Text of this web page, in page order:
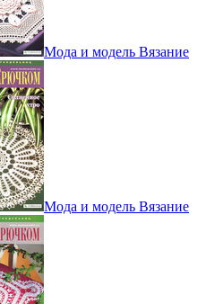
Мода и модель Вязание
Мода и модель Вязание